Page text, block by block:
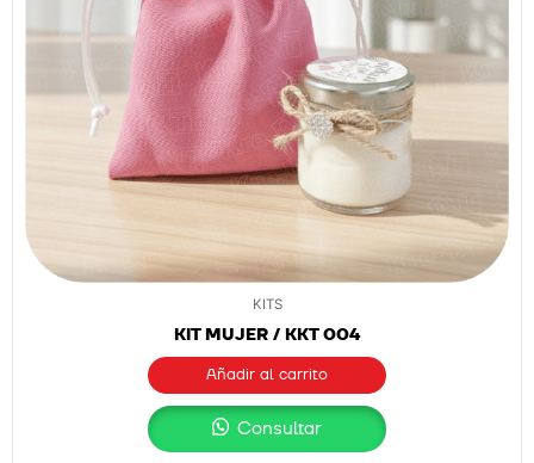
KITS
KIT MUJER / KKT 004
Añadir al carrito
Consultar